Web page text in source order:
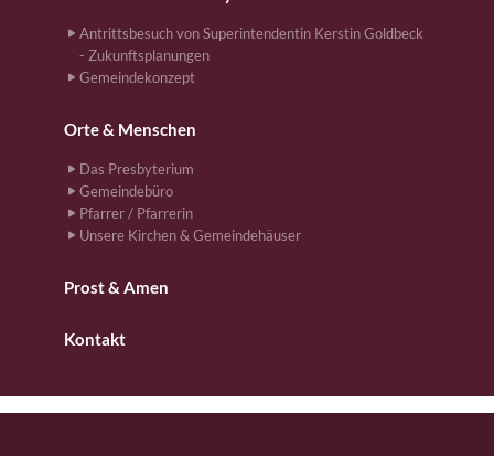
Antrittsbesuch von Superintendentin Kerstin Goldbeck
- Zukunftsplanungen
Gemeindekonzept
Orte & Menschen
Das Presbyterium
Gemeindebüro
Pfarrer / Pfarrerin
Unsere Kirchen & Gemeindehäuser
Prost & Amen
Kontakt